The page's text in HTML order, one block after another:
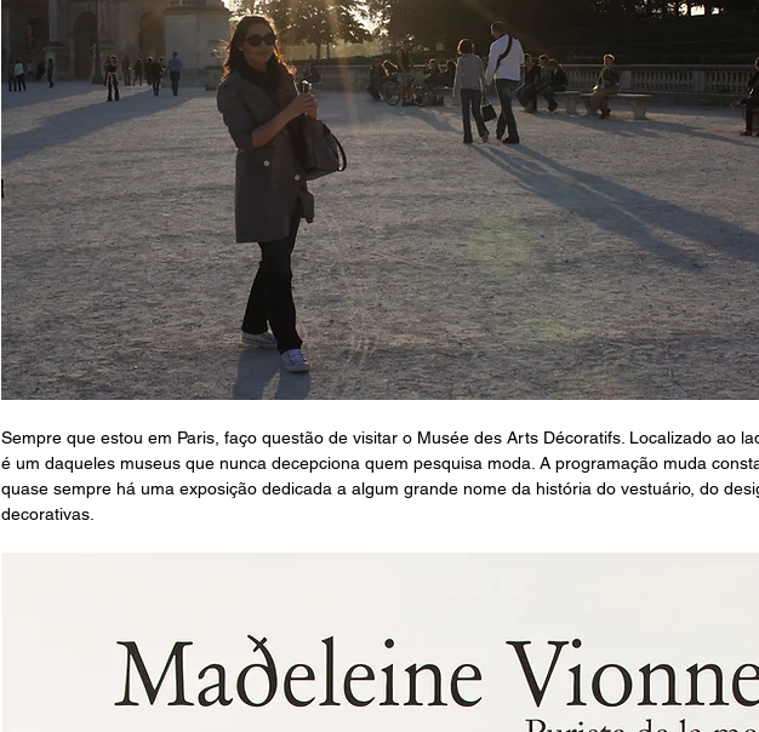
Sempre que estou em Paris, faço questão de visitar o Musée des Arts Décoratifs. Localizado ao
é um daqueles museus que nunca decepciona quem pesquisa moda. A programação muda
quase sempre há uma exposição dedicada a algum grande nome da história do vestuário, do
decorativas.